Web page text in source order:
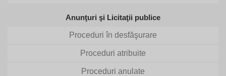
Anunţuri şi Licitaţii publice
Proceduri în desfăşurare
Proceduri atribuite
Proceduri anulate